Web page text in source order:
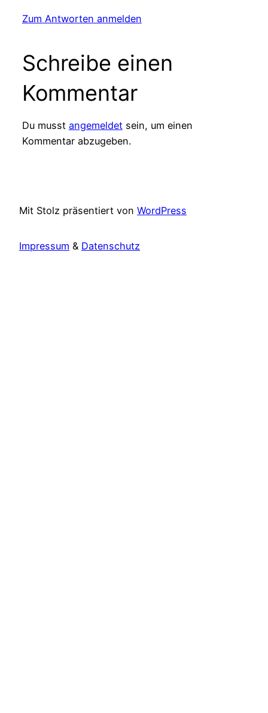
Zum Antworten anmelden
Schreibe einen
Kommentar
Du musst angemeldetsein, um einen
Kommentar abzugeben.
Mit Stolz präsentiert von WordPress
Impressum & Datenschutz